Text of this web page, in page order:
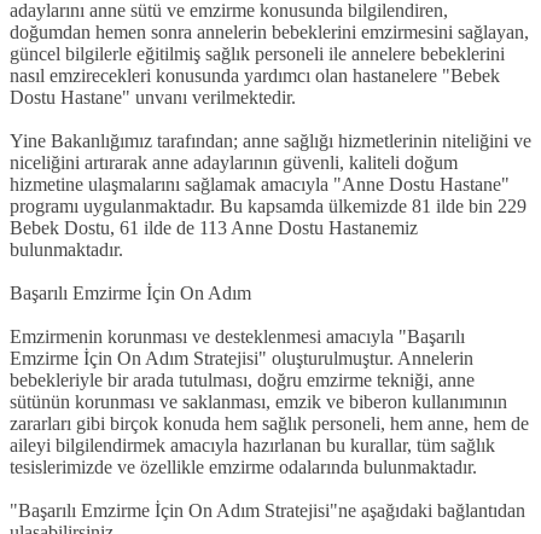
adaylarını anne sütü ve emzirme konusunda bilgilendiren,
doğumdan hemen sonra annelerin bebeklerini emzirmesini sağlayan,
güncel bilgilerle eğitilmiş sağlık personeli ile annelere bebeklerini
nasıl emzirecekleri konusunda yardımcı olan hastanelere "Bebek
Dostu Hastane" unvanı verilmektedir.
Yine Bakanlığımız tarafından; anne sağlığı hizmetlerinin niteliğini ve
niceliğini artırarak anne adaylarının güvenli, kaliteli doğum
hizmetine ulaşmalarını sağlamak amacıyla "Anne Dostu Hastane"
programı uygulanmaktadır. Bu kapsamda ülkemizde 81 ilde bin 229
Bebek Dostu, 61 ilde de 113 Anne Dostu Hastanemiz
bulunmaktadır.
Başarılı Emzirme İçin On Adım
Emzirmenin korunması ve desteklenmesi amacıyla "Başarılı
Emzirme İçin On Adım Stratejisi" oluşturulmuştur. Annelerin
bebekleriyle bir arada tutulması, doğru emzirme tekniği, anne
sütünün korunması ve saklanması, emzik ve biberon kullanımının
zararları gibi birçok konuda hem sağlık personeli, hem anne, hem de
aileyi bilgilendirmek amacıyla hazırlanan bu kurallar, tüm sağlık
tesislerimizde ve özellikle emzirme odalarında bulunmaktadır.
"Başarılı Emzirme İçin On Adım Stratejisi"ne aşağıdaki bağlantıdan